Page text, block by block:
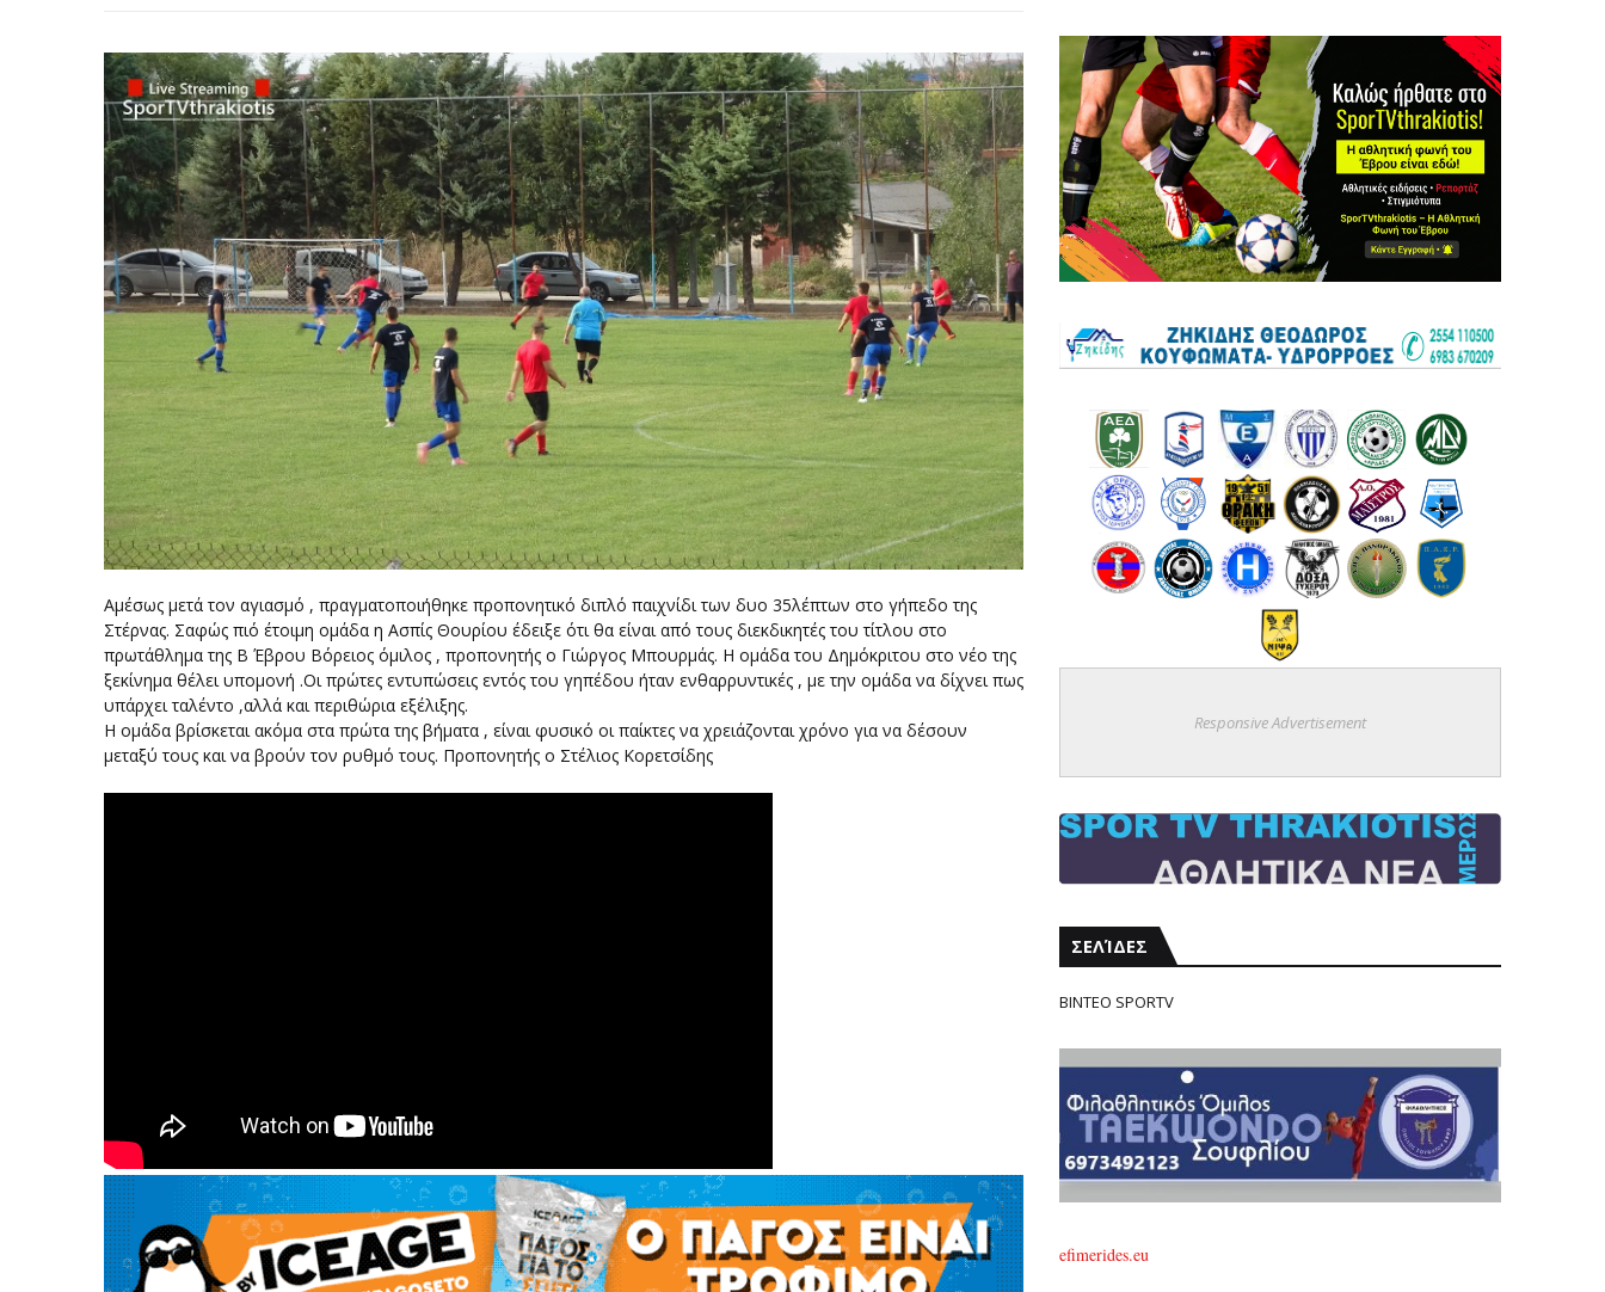
Αμέσως μετά τον αγιασμό , πραγματοποιήθηκε προπονητικό διπλό παιχνίδι των δυο 35λέπτων στο γήπεδο της
Στέρνας. Σαφώς πιό έτοιμη ομάδα η Ασπίς Θουρίου έδειξε ότι θα είναι από τους διεκδικητές του τίτλου στο
πρωτάθλημα της Β Έβρου Βόρειος όμιλος , προπονητής ο Γιώργος Μπουρμάς. Η ομάδα του Δημόκριτου στο νέο της
ξεκίνημα θέλει υπομονή .Οι πρώτες εντυπώσεις εντός του γηπέδου ήταν ενθαρρυντικές , με την ομάδα να δίχνει πως
υπάρχει ταλέντο ,αλλά και περιθώρια εξέλιξης.
Η ομάδα βρίσκεται ακόμα στα πρώτα της βήματα , είναι φυσικό οι παίκτες να χρειάζονται χρόνο για να δέσουν
μεταξύ τους και να βρούν τον ρυθμό τους. Προπονητής ο Στέλιος Κορετσίδης
Responsive Advertisement
ΣΕΛΊΔΕΣ
ΒΙΝΤΕΟ SPORTV
efimerides.eu